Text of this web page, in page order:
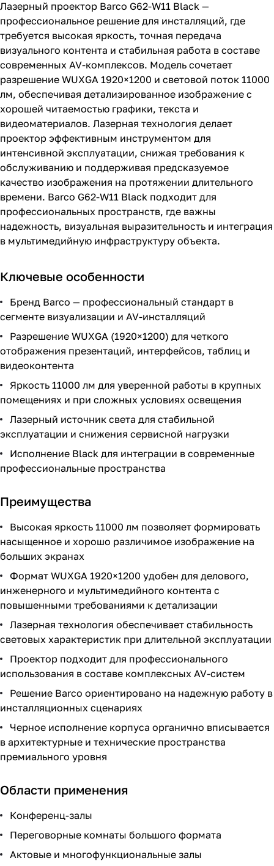
Лазерный проектор Barco G62-W11 Black —
профессиональное решение для инсталляций, где
требуется высокая яркость, точная передача
визуального контента и стабильная работа в составе
современных AV-комплексов. Модель сочетает
разрешение WUXGA 1920×1200 и световой поток 11000
лм, обеспечивая детализированное изображение с
хорошей читаемостью графики, текста и
видеоматериалов. Лазерная технология делает
проектор эффективным инструментом для
интенсивной эксплуатации, снижая требования к
обслуживанию и поддерживая предсказуемое
качество изображения на протяжении длительного
времени. Barco G62-W11 Black подходит для
профессиональных пространств, где важны
надежность, визуальная выразительность и интеграция
в мультимедийную инфраструктуру объекта.
Ключевые особенности
Бренд Barco — профессиональный стандарт в
сегменте визуализации и AV-инсталляций
Разрешение WUXGA (1920×1200) для четкого
отображения презентаций, интерфейсов, таблиц и
видеоконтента
Яркость 11000 лм для уверенной работы в крупных
помещениях и при сложных условиях освещения
Лазерный источник света для стабильной
эксплуатации и снижения сервисной нагрузки
Исполнение Black для интеграции в современные
профессиональные пространства
Преимущества
Высокая яркость 11000 лм позволяет формировать
насыщенное и хорошо различимое изображение на
больших экранах
Формат WUXGA 1920×1200 удобен для делового,
инженерного и мультимедийного контента с
повышенными требованиями к детализации
Лазерная технология обеспечивает стабильность
световых характеристик при длительной эксплуатации
Проектор подходит для профессионального
использования в составе комплексных AV-систем
Решение Barco ориентировано на надежную работу в
инсталляционных сценариях
Черное исполнение корпуса органично вписывается
в архитектурные и технические пространства
премиального уровня
Области применения
Конференц-залы
Переговорные комнаты большого формата
Актовые и многофункциональные залы